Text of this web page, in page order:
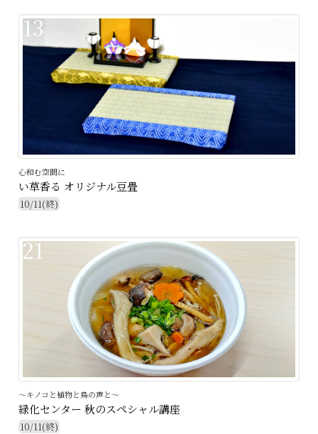
13
心和む空間に
い草香る オリジナル豆畳
10/11(終)
21
～キノコと植物と鳥の声と～
緑化センター 秋のスペシャル講座
10/11(終)